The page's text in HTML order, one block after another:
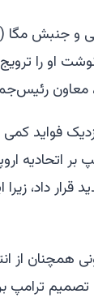
او را
فواید کمی
بر اتحادیه
داد، زیرا
همچنان از
ترامپ